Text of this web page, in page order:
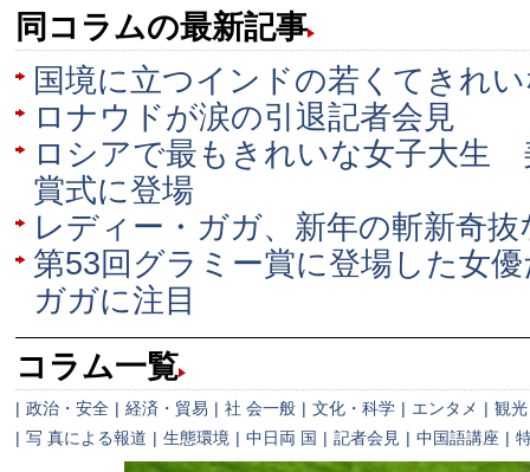
同コラムの最新記事
国境に立つインドの若くてきれ
ロナウドが涙の引退記者会見
ロシアで最もきれいな女子大生
賞式に登場
レディー・ガガ、新年の斬新奇
第53回グラミー賞に登場した女
ガガに注目
コラム一覧
| 政治・安全 | 経済・貿易 | 社 会一般 | 文化・科学 | エンタメ | 観光
| 写 真による報道 | 生態環境 | 中日両 国 | 記者会見 | 中国語講座 |